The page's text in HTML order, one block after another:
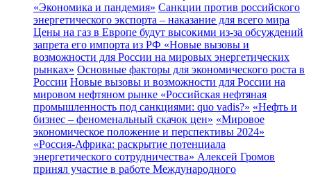
«Экономика и пандемия» Санкции против российского
энергетического экспорта – наказание для всего мира
Цены на газ в Европе будут высокими из-за обсуждений
запрета его импорта из РФ «Новые вызовы и
возможности для России на мировых энергетических
рынках» Основные факторы для экономического роста в
России Новые вызовы и возможности для России на
мировом нефтяном рынке «Российская нефтяная
промышленность под санкциями: quo vadis?» «Нефть и
бизнес – феноменальный скачок цен» «Мировое
экономическое положение и перспективы 2024»
«Россия-Африка: раскрытие потенциала
энергетического сотрудничества» Алексей Громов
принял участие в работе Международного